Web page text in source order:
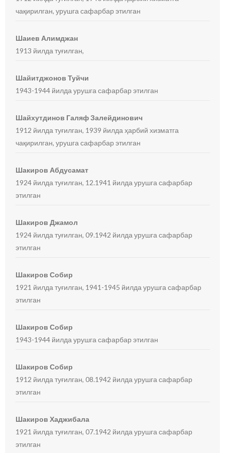
чақирилган, урушга сафарбар этилган
Шаиев Алимджан
1913 йилда туғилган,
Шайитджонов Туйчи
1943-1944 йилда урушга сафарбар этилган
Шайхутдинов Галяф Залейдинович
1912 йилда туғилган, 1939 йилда ҳарбий хизматга
чақирилган, урушга сафарбар этилган
Шакиров Абдусамат
1924 йилда туғилган, 12.1941 йилда урушга сафарбар
этилган
Шакиров Джамол
1924 йилда туғилган, 09.1942 йилда урушга сафарбар
этилган
Шакиров Собир
1921 йилда туғилган, 1941-1945 йилда урушга сафарбар
этилган
Шакиров Собир
1943-1944 йилда урушга сафарбар этилган
Шакиров Собир
1912 йилда туғилган, 08.1942 йилда урушга сафарбар
этилган
Шакиров Хаджибала
1921 йилда туғилган, 07.1942 йилда урушга сафарбар
этилган